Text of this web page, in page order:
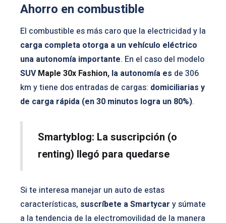
Ahorro en combustible
El combustible es más caro que la electricidad y la
carga completa otorga a un vehículo eléctrico
una autonomía importante. En el caso del modelo
SUVMaple 30x Fashion, la autonomía es de 306
km y tiene dos entradas de cargas: domiciliarias y
de carga rápida (en 30 minutos logra un 80%).
Smartyblog: La suscripción (o
renting) llegó para quedarse
Si te interesa manejar un auto de estas
características, suscríbete a Smartycar y súmate
a la tendencia de la electromovilidad de la manera